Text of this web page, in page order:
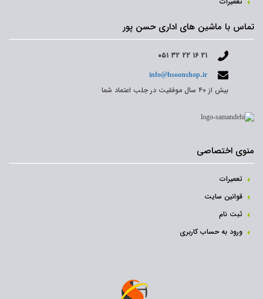
تماس با ماشین های اداری حسن پور
۰۵۱ ۳۲ ۲۲ ۱۶ ۲۱
info@hsoonshop.ir
بیش از ۴۰ سال موفقیت در جلب اعتماد شما
منوی اختصاصی
تعمیرات
قوانین سایت
ثبت نام‌
ورود به حساب کاربری